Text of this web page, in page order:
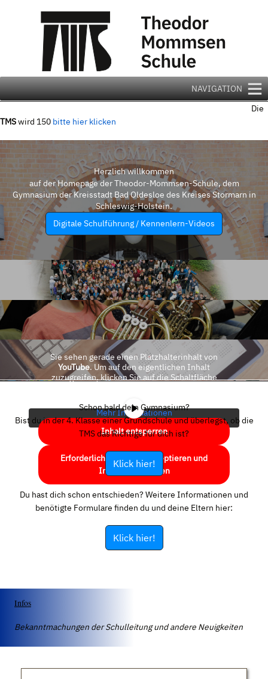
NAVIGATION
Die
TMSwird 150 bitte hier klicken
Herzlich willkommen
auf der Homepage der Theodor-Mommsen-Schule, dem
Gymnasium der Kreisstadt Bad Oldesloe des Kreises Stormarn in
Schleswig-Holstein.
Digitale Schulführung / Kennenlern-Videos
Sie sehen gerade einen Platzhalterinhalt von
YouTube. Um auf den eigentlichen Inhalt
zuzugreifen, klicken Sie auf die Schaltfläche
Mehr Informationen
Inhalt entsperren
Erforderlichen Service akzeptieren und
Inhalte entsperren
Schon bald dein Gymnasium?
Bist du in der 4. Klasse einer Grundschule und überlegst, ob die
TMS das Richtige für dich ist?
Klick hier!
Du hast dich schon entschieden? Weitere Informationen und
benötigte Formulare finden du und deine Eltern hier:
Klick hier!
Infos
Bekanntmachungen der Schulleitung und andere Neuigkeiten